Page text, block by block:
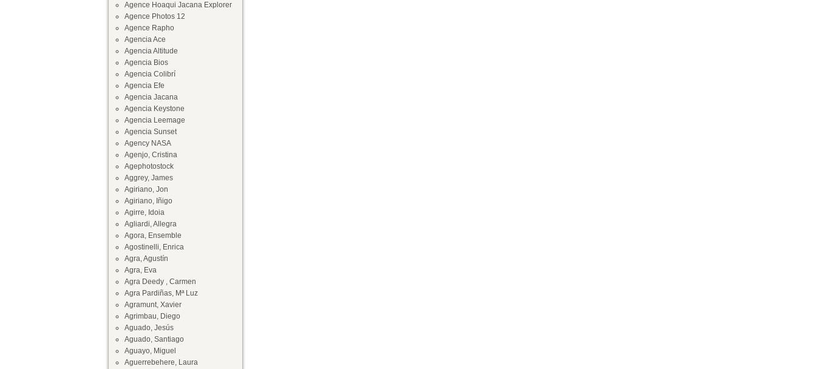
Agence Hoaqui Jacana Explorer
Agence Photos 12
Agence Rapho
Agencia Ace
Agencia Altitude
Agencia Bios
Agencia Colibrí
Agencia Efe
Agencia Jacana
Agencia Keystone
Agencia Leemage
Agencia Sunset
Agency NASA
Agenjo, Cristina
Agephotostock
Aggrey, James
Agiriano, Jon
Agiriano, Iñigo
Agirre, Idoia
Agliardi, Allegra
Agora, Ensemble
Agostinelli, Enrica
Agra, Agustín
Agra, Eva
Agra Deedy , Carmen
Agra Pardiñas, Mª Luz
Agramunt, Xavier
Agrimbau, Diego
Aguado, Jesús
Aguado, Santiago
Aguayo, Miguel
Aguerrebehere, Laura